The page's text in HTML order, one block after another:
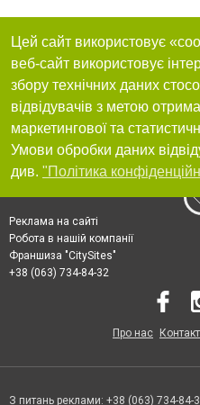
Цей сайт використовує
веб-сайт використовує
збору технічних даних
відвідувачів з метою
маркетингової та
Умови обробки даних
див. "Політика
Реклама на сайті
Робота в нашій компанії
Франшиза "CitySites"
+38 (063) 734-84-32
Про нас
З питань реклами: +38 (063) 734-84-